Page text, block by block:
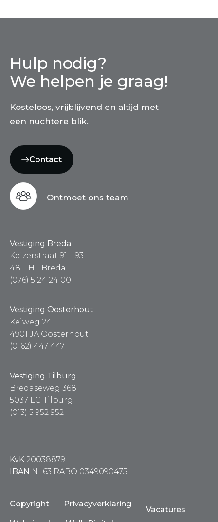
Hulp nodig?
We helpen je graag!
Kosteloos, vrijblijvend en altijd met
een nuchtere blik.
Contact
Ontmoet ons team
Vestiging Breda
Keizerstraat 91 – 93
4811 HL Breda
(076) 5 24 24 00
Vestiging Oosterhout
Keiweg 24
4901 JA Oosterhout
(0162) 447 447
Vestiging Tilburg
Bredaseweg 368
5037 LG Tilburg
(013) 5 952 952
KvK 20038879
IBAN NL63 RABO 0349090475
Copyright Privacyverklaring
Vacatures